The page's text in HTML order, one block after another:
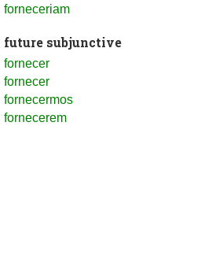
forneceriam
future subjunctive
fornecer
fornecer
fornecermos
fornecerem